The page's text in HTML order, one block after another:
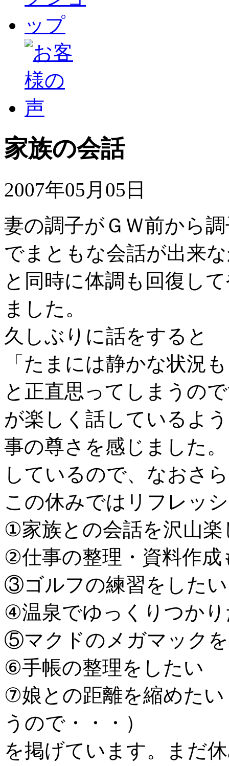
家族の会話
2007年05月05日
妻の調子がＧＷ前から
でまともな会話が出来
と同時に体調も回復し
ました。
久しぶりに話をすると
「たまには静かな状況
と正直思ってしまうの
が楽しく話しているよ
事の尊さを感じました
しているので、なおさ
この休みではリフレッ
①家族との会話を沢山楽
②仕事の整理・資料作成
③ゴルフの練習をした
④温泉でゆっくりつか
⑤マクドのメガマック
⑥手帳の整理をしたい
⑦娘との距離を縮めた
うので・・・）
を掲げています。まだ